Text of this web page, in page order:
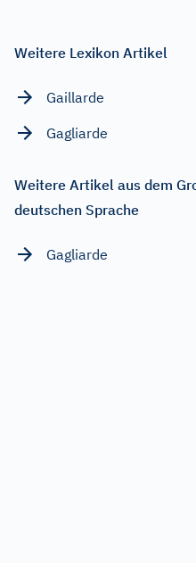
Weitere Lexikon Artikel
Gaillarde
Gagliarde
Weitere Artikel aus dem
deutschen Sprache
Gagliarde